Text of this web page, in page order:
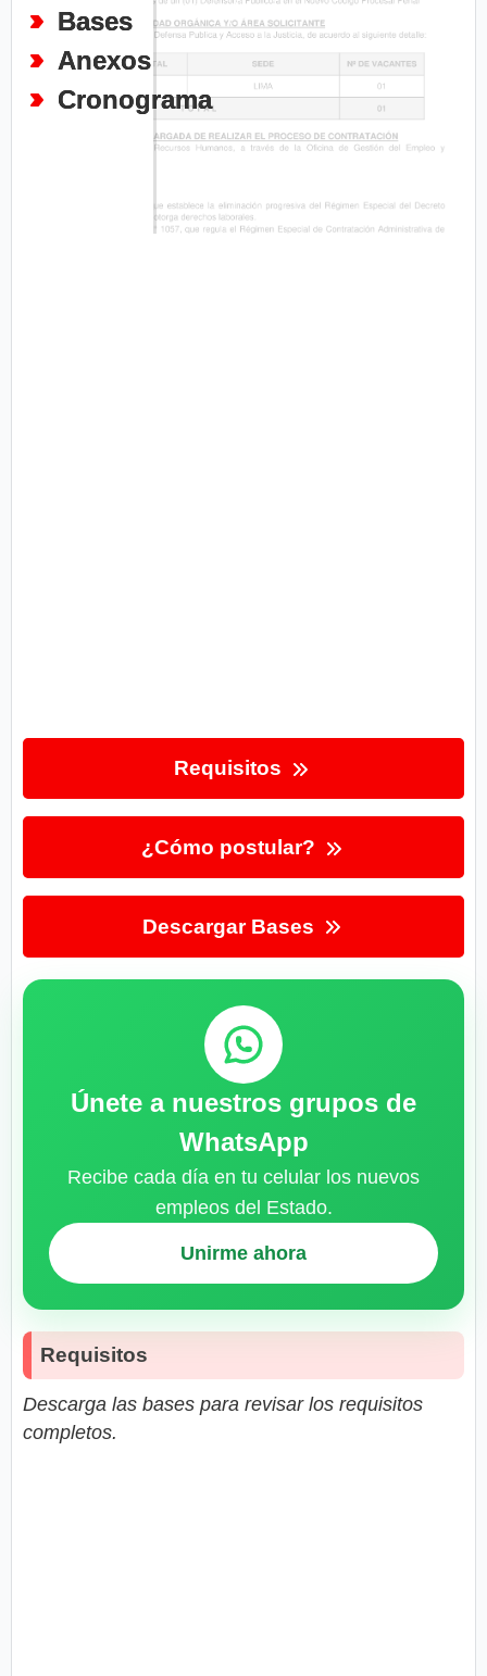
Bases
Anexos
Cronograma
Requisitos
¿Cómo postular?
Descargar Bases
Únete a nuestros grupos de
WhatsApp
Recibe cada día en tu celular los nuevos
empleos del Estado.
Unirme ahora
Requisitos
Descarga las bases para revisar los requisitos
completos.